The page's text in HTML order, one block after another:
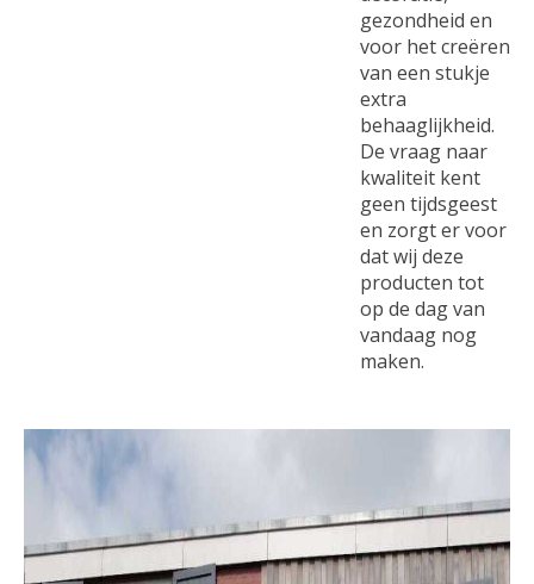
gezondheid en
voor het creëren
van een stukje
extra
behaaglijkheid.
De vraag naar
kwaliteit kent
geen tijdsgeest
en zorgt er voor
dat wij deze
producten tot
op de dag van
vandaag nog
maken.